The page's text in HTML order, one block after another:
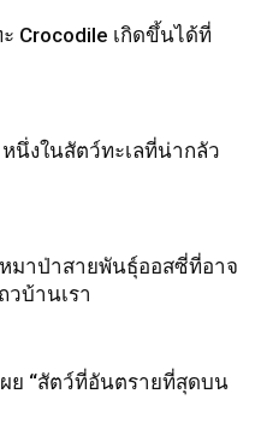
Crocodile เกิดขึ้นได้ที่
นึ่งในสัตว์ทะเลที่น่ากลัว
มาป่าสายพันธุ์ออสซี่ที่อาจ
บ้านเรา
ย “สัตว์ที่อันตรายที่สุดบน